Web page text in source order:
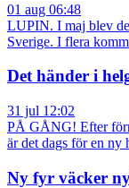
01 aug 06:48
LUPIN. I maj blev
Sverige. I flera
Det händer i
31 jul 12:02
PÅ GÅNG! Efter
är det dags för en
Ny fyr väcker